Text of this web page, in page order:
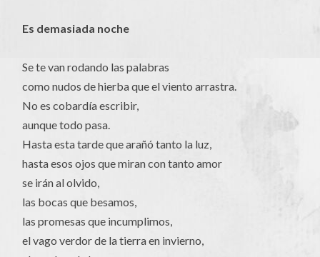
Es demasiada noche
Se te van rodando las palabras
como nudos de hierba que el viento arrastra.
No es cobardía escribir,
aunque todo pasa.
Hasta esta tarde que arañó tanto la luz,
hasta esos ojos que miran con tanto amor
se irán al olvido,
las bocas que besamos,
las promesas que incumplimos,
el vago verdor de la tierra en invierno,